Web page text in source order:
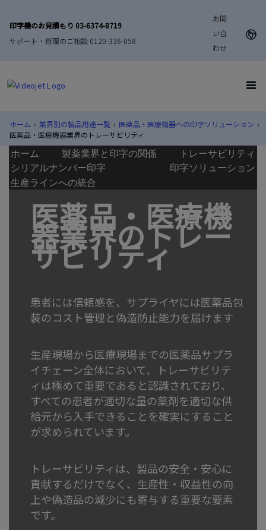
印字機のお見積もり 03-6374-8719
サポート・修理のご相談 0120-336-058
お問
い合
わせ
ホーム › 業界別の製品用途一覧 › 医薬品・医療機器への印字ソリューション ›
医薬品・医療機器業界のトレーサビリティ
ホーム 製薬業界と印字の関係
トレーサビリティ
シリアルナンバー印字
印字ソリューション
生産ラインへの統合
医薬品・医療機
器業界のトレー
サビリティ
患者には信頼感を、サプライヤには医薬品包
装のコスト管理と偽造防止能力を届けます
生産現場から医療現場までの医薬品サプラ
イチェーン全体において、トレーサビリテ
ィは極めて重要であると認識されており、
すべての患者が適切な量の薬剤を適切な供
給元から入手できることを確実にすること
が求められています。
トレーサビリティは、製品の安全・安心に
貢献するだけでなく、生産性・収益性の向
上や偽造品の減少にも寄与する重要な要素
です。